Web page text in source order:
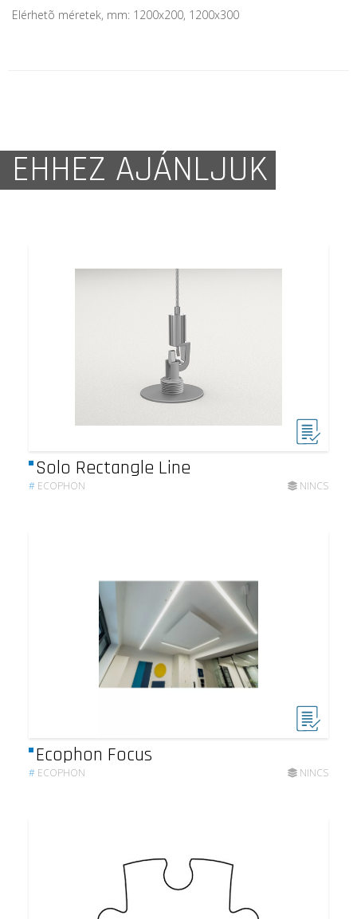
Elérhetõ méretek, mm: 1200x200, 1200x300
EHHEZ AJÁNLJUK
Solo Rectangle Line
# ECOPHON NINCS
Ecophon Focus
# ECOPHON NINCS